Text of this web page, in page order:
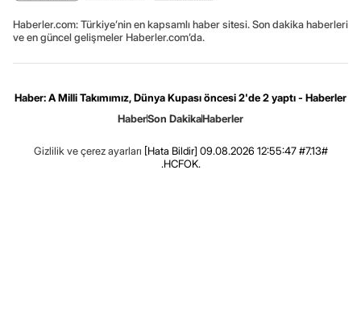
Haberler.com: Türkiye’nin en kapsamlı haber sitesi. Son dakika haberleri
ve en güncel gelişmeler Haberler.com’da.
Haber: A Milli Takımımız, Dünya Kupası öncesi 2'de 2 yaptı - Haberler
HaberSon DakikaHaberler
Gizlilik ve çerez ayarları [Hata Bildir] 09.08.2026 12:55:47 #7.13#
.HCFOK.